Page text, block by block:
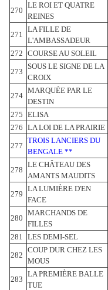
270
LE ROI ET QUATRE
REINES
271
LA FILLE DE
L'AMBASSADEUR
272 COURSE AU SOLEIL
273
SOUS LE SIGNE DE LA
CROIX
274
MARQUÉE PAR LE
DESTIN
275 ELISA
276 LA LOI DE LA PRAIRIE
277
TROIS LANCIERS DU
BENGALE **
278
LE CHÂTEAU DES
AMANTS MAUDITS
279
LA LUMIÈRE D'EN
FACE
280
MARCHANDS DE
FILLES
281 LES DEMI-SEL
282
COUP DUR CHEZ LES
MOUS
283
LA PREMIÈRE BALLE
TUE